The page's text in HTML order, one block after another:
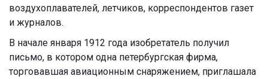
воздухоплавателей, летчиков, корреспондентов газет
и журналов.
В начале января 1912 года изобретатель получил
письмо, в котором одна петербургская фирма,
торговавшая авиационным снаряжением, приглашала